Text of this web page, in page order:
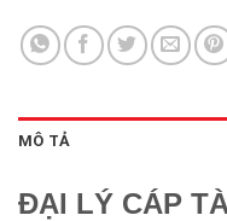
MÔ TẢ
ĐẠI LÝ CÁP